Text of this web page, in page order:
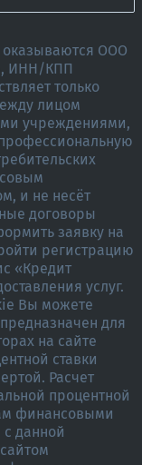
оказываются ООО
ИНН/КПП
только
лицом
учреждениями,
и не несёт
договоры
заявку на
регистрацию
«Кредит
услуг.
Вы можете
для
на сайте
ставки
Расчет
процентной
финансовыми
данной